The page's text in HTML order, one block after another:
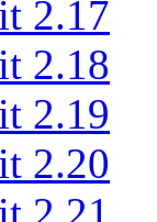
2.17
2.18
2.19
2.20
2.21